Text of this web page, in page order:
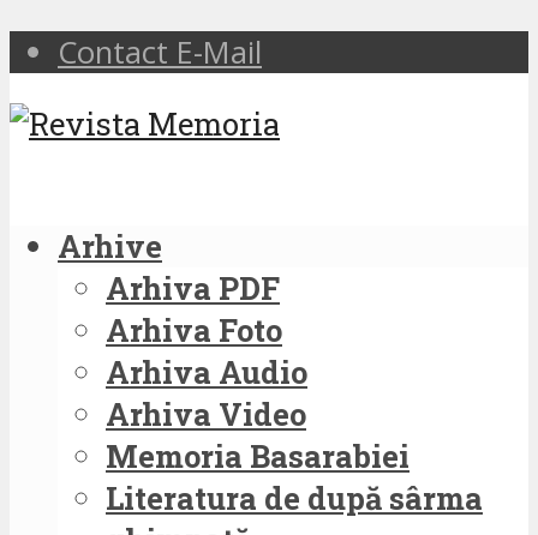
Contact E-Mail
Arhive
Arhiva PDF
Arhiva Foto
Arhiva Audio
Arhiva Video
Memoria Basarabiei
Literatura de după sârma